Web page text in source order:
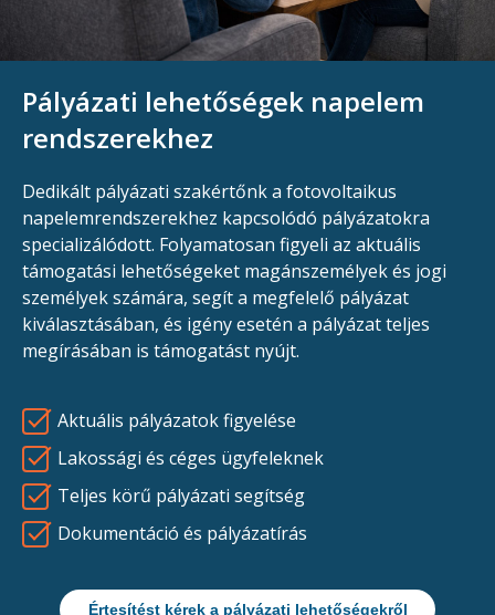
Pályázati lehetőségek napelem
rendszerekhez
Dedikált pályázati szakértőnk a fotovoltaikus
napelemrendszerekhez kapcsolódó pályázatokra
specializálódott. Folyamatosan figyeli az aktuális
támogatási lehetőségeket magánszemélyek és jogi
személyek számára, segít a megfelelő pályázat
kiválasztásában, és igény esetén a pályázat teljes
megírásában is támogatást nyújt.
Aktuális pályázatok figyelése
Lakossági és céges ügyfeleknek
Teljes körű pályázati segítség
Dokumentáció és pályázatírás
Értesítést kérek a pályázati lehetőségekről